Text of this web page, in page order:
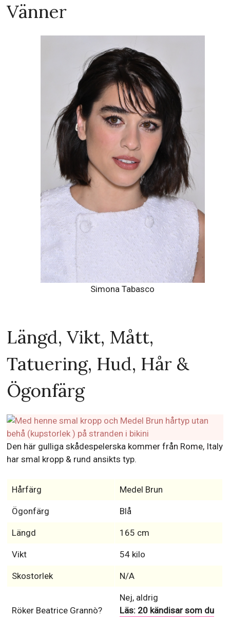
Vänner
Simona Tabasco
Längd, Vikt, Mått,
Tatuering, Hud, Hår &
Ögonfärg
Den här gulliga skådespelerska kommer från Rome, Italy
har smal kropp & rund ansikts typ.
Hårfärg Medel Brun
Ögonfärg Blå
Längd 165 cm
Vikt 54 kilo
Skostorlek N/A
Röker Beatrice Grannò?
Nej, aldrig
Läs: 20 kändisar som du